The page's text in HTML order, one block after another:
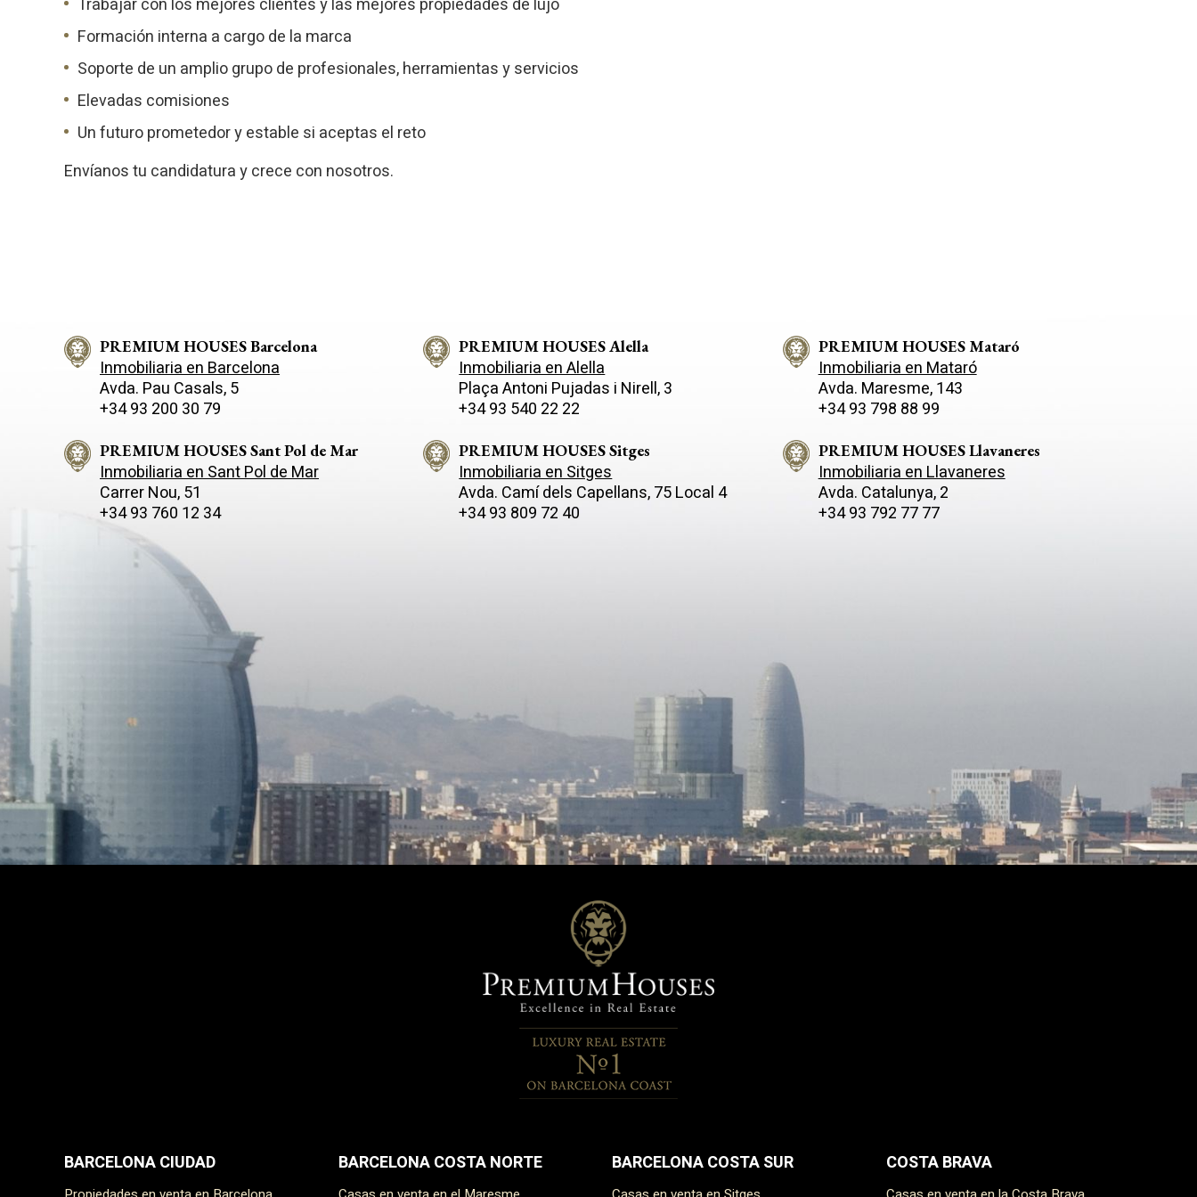
Trabajar con los mejores clientes y las mejores propiedades de lujo
Formación interna a cargo de la marca
Soporte de un amplio grupo de profesionales, herramientas y servicios
Elevadas comisiones
Un futuro prometedor y estable si aceptas el reto
Envíanos tu candidatura y crece con nosotros.
PREMIUM HOUSES Barcelona
Inmobiliaria en Barcelona
Avda. Pau Casals, 5
+34 93 200 30 79
PREMIUM HOUSES Alella
Inmobiliaria en Alella
Plaça Antoni Pujadas i Nirell, 3
+34 93 540 22 22
PREMIUM HOUSES Mataró
Inmobiliaria en Mataró
Avda. Maresme, 143
+34 93 798 88 99
PREMIUM HOUSES Sant Pol de Mar
Inmobiliaria en Sant Pol de Mar
Carrer Nou, 51
+34 93 760 12 34
PREMIUM HOUSES Sitges
Inmobiliaria en Sitges
Avda. Camí­ dels Capellans, 75 Local 4
+34 93 809 72 40
PREMIUM HOUSES Llavaneres
Inmobiliaria en Llavaneres
Avda. Catalunya, 2
+34 93 792 77 77
BARCELONA CIUDAD BARCELONA COSTA NORTE BARCELONA COSTA SUR COSTA BRAVA